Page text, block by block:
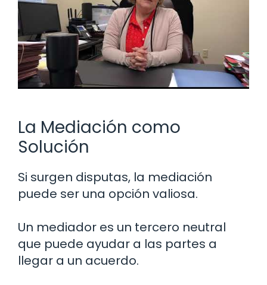
La Mediación como
Solución
Si surgen disputas, la mediación
puede ser una opción valiosa.
Un mediador es un tercero neutral
que puede ayudar a las partes a
llegar a un acuerdo.